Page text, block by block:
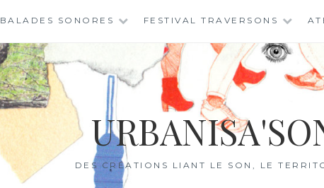
BALADES SONORES FESTIVAL TRAVERSONS
DES CRÉATIONS LIANT LE SON, LE